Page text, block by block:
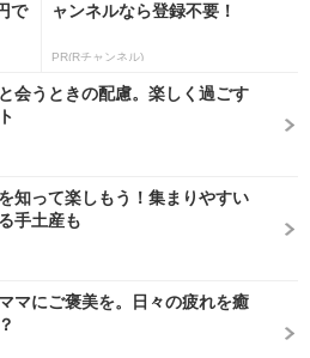
で
ャンネルなら登録不要！
PR(Rチャンネル)
会うときの配慮。楽しく過ごす
知って楽しもう！集まりやすい
手土産も
マにご褒美を。日々の疲れを癒